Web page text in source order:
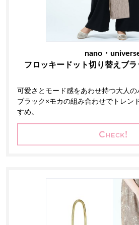
nano・
フロッキードット切り替えブ
可愛さとモード感をあわせ持つ大人の
ブラック×モカの組み合わせでトレン
すめ。